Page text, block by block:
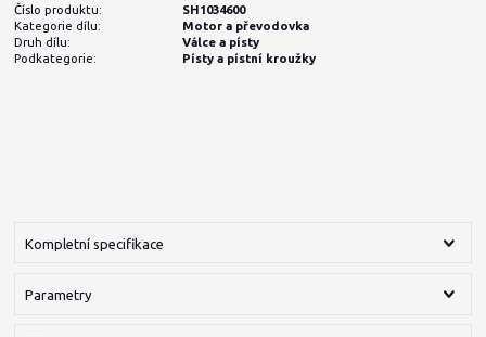
Číslo produktu:
SH1034600
Kategorie dílu:
Motor a převodovka
Druh dílu:
Válce a písty
Podkategorie:
Písty a pístní kroužky
Kompletní specifikace
Parametry